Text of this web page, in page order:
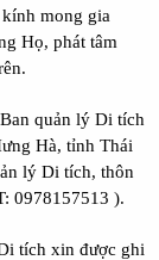
mong gia
Họ, phát tâm
quản lý Di tích
Hà, tỉnh Thái
lý Di tích, thôn
0978157513 ).
tích xin được ghi